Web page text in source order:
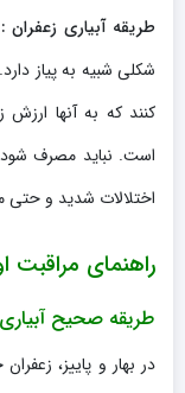
طریقه آبیاری زعفران :
شکلی شبیه به پیاز
کنند که به آنها
است. نباید مصرف
اختلالات شدید و
راهنمای مراقبت
طریقه صحیح
در بهار و پاییز،